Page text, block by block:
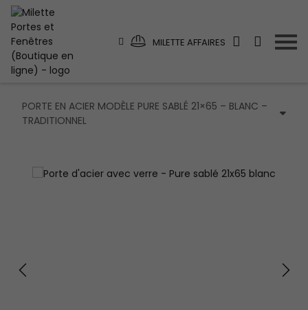
MILETTE AFFAIRES
PORTE EN ACIER MODÈLE PURE SABLÉ 21×65 – BLANC –
TRADITIONNEL